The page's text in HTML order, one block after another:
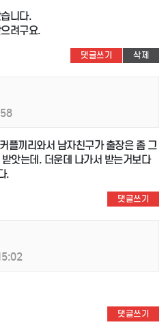
니다.
려구요.
댓글쓰기 삭제
플끼리와서 남자친구가 출장은 좀 그
앗는데. 더운데 나가서 받는거보다
.
댓글쓰기
댓글쓰기